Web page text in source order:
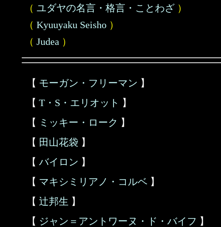
（ ユダヤの名言・格言・ことわざ ）
（ Kyuuyaku Seisho ）
（ Judea ）
【 モーガン・フリーマン 】
【 T・S・エリオット 】
【 ミッキー・ローク 】
【 田山花袋 】
【 バイロン 】
【 マキシミリアノ・コルベ 】
【 辻邦生 】
【 ジャン＝アントワーヌ・ド・バイフ 】